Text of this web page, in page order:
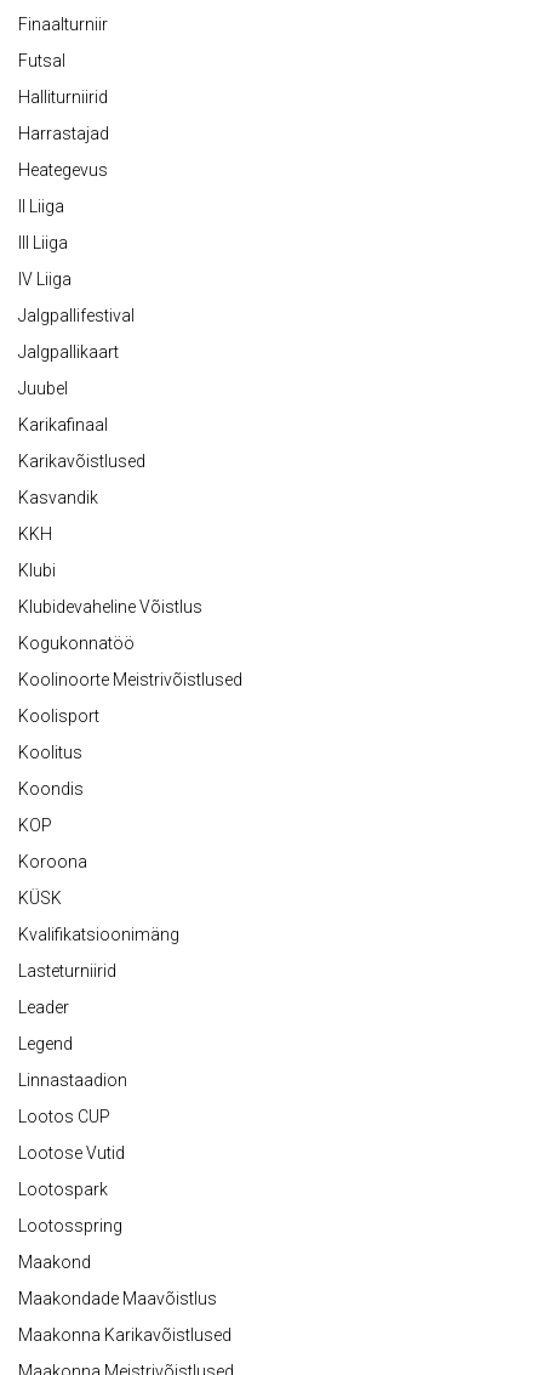
Finaalturniir
Futsal
Halliturniirid
Harrastajad
Heategevus
II Liiga
III Liiga
IV Liiga
Jalgpallifestival
Jalgpallikaart
Juubel
Karikafinaal
Karikavõistlused
Kasvandik
KKH
Klubi
Klubidevaheline Võistlus
Kogukonnatöö
Koolinoorte Meistrivõistlused
Koolisport
Koolitus
Koondis
KOP
Koroona
KÜSK
Kvalifikatsioonimäng
Lasteturniirid
Leader
Legend
Linnastaadion
Lootos CUP
Lootose Vutid
Lootospark
Lootosspring
Maakond
Maakondade Maavõistlus
Maakonna Karikavõistlused